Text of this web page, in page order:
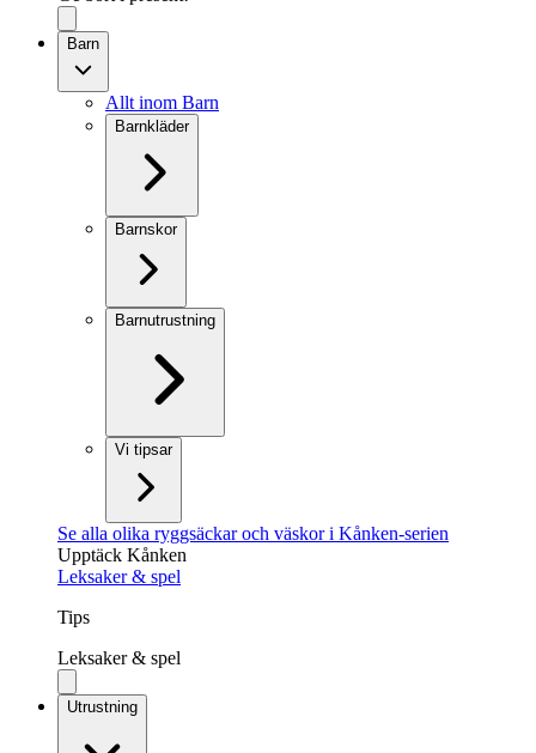
Barn
Allt inom Barn
Barnkläder
Barnskor
Barnutrustning
Vi tipsar
Se alla olika ryggsäckar och väskor i Kånken-serien
Upptäck Kånken
Leksaker & spel
Tips
Leksaker & spel
Utrustning